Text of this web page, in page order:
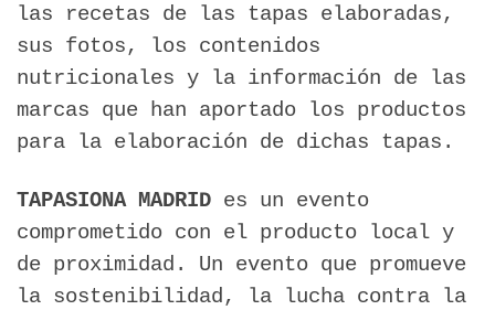
las recetas de las tapas elaboradas,
sus fotos, los contenidos
nutricionales y la información de las
marcas que han aportado los productos
para la elaboración de dichas tapas.
TAPASIONA MADRID es un evento
comprometido con el producto local y
de proximidad. Un evento que promueve
la sostenibilidad, la lucha contra la